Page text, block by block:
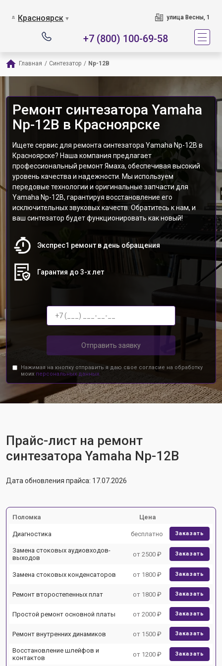
Красноярск ▼ улица Весны, 1
+7 (800) 100-69-58
Главная / Синтезатор / Np-12B
Ремонт синтезатора Yamaha
Np-12B в Красноярске
Ищете сервис для ремонта синтезатора Yamaha Np-12B в
Красноярске? Наша компания предлагает
профессиональный ремонт Ямаха, обеспечивая высокий
уровень качества и надежности. Мы используем
передовые технологии и оригинальные запчасти для
Yamaha Np-12B, гарантируя восстановление его
исключительных звуковых качеств. Обратитесь к нам, и
ваш синтезатор будет функционировать как новый!
Экспрес1 ремонт в день обращения
Гарантия до 3-х лет
Отправить заявку
Нажимая на кнопку отправить я даю свое согласие на обработку
моих персональных данных.
Прайс-лист на ремонт
синтезатора Yamaha Np-12B
Дата обновления прайса: 17.07.2026
Поломка Цена
Диагностика бесплатно Заказать
Замена стоковых аудиовходов-
выходов
от 2500 ₽ Заказать
Замена стоковых конденсаторов от 1800 ₽ Заказать
Ремонт второстепенных плат от 1800 ₽ Заказать
Простой ремонт основной платы от 2000 ₽ Заказать
Ремонт внутренних динамиков от 1500 ₽ Заказать
Восстановление шлейфов и
контактов
от 1200 ₽ Заказать